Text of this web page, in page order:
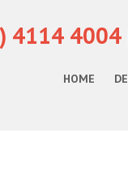
4114
HOME